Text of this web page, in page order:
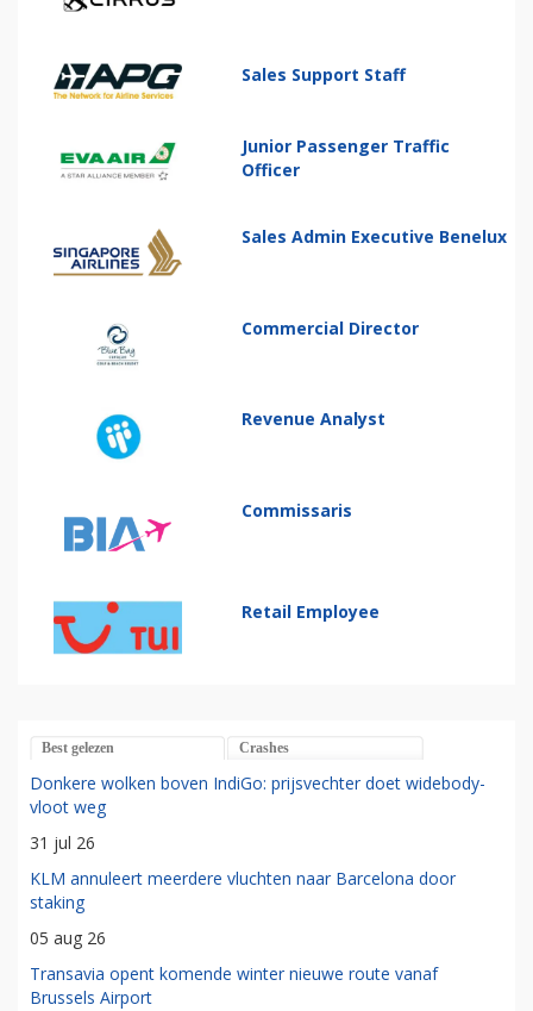
Sales Support Staff
Junior Passenger Traffic
Officer
Sales Admin Executive Benelux
Commercial Director
Revenue Analyst
Commissaris
Retail Employee
Best gelezen Crashes
Donkere wolken boven IndiGo: prijsvechter doet widebody-
vloot weg
31 jul 26
KLM annuleert meerdere vluchten naar Barcelona door
staking
05 aug 26
Transavia opent komende winter nieuwe route vanaf
Brussels Airport